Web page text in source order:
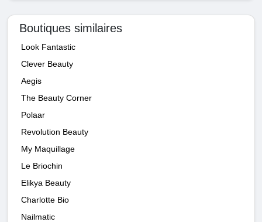
Boutiques similaires
Look Fantastic
Clever Beauty
Aegis
The Beauty Corner
Polaar
Revolution Beauty
My Maquillage
Le Briochin
Elikya Beauty
Charlotte Bio
Nailmatic